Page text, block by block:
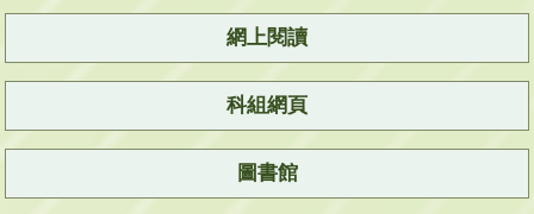
網上閱讀
科組網頁
圖書館